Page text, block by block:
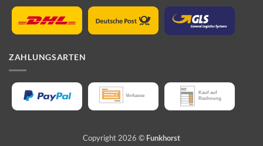
ZAHLUNGSARTEN
Copyright 2026 © Funkhorst